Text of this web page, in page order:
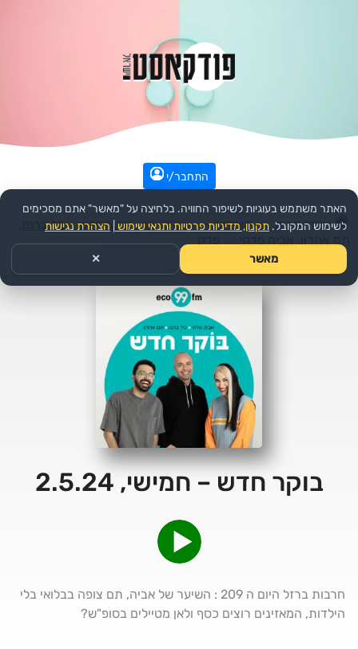
התחבר/י
עמוד הבית >> קומדיה >>הפודקאסט: בוקר חדש - טל ברמן,
בוקר חדש – חמישי, 2.5.24
חרבות ברזל היום ה 209 : השיער של אביה, תם צופה בבלואי בלי
הילדות, המאזינים רוצים כסף ולאן מטיילים בסופ"ש?
האתר משתמש בעוגיות לשיפור החוויה. בלחיצה על "מאשר" אתם מסכימים
לשימוש המקובל. תקנון, מדיניות פרטיות ותנאי שימוש הצהרת נגישות
מאשר ✕